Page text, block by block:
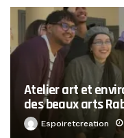
Atelier art et
des beaux arts
Espoiretcreation